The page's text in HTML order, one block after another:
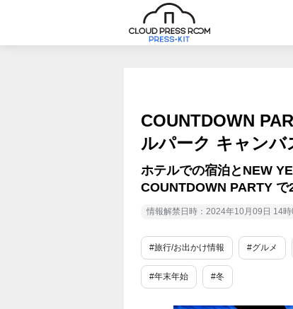
COUNTDOWN
ルパーク キャンバ
ホテルでの宿泊とNEW
COUNTDOWN PARTY
情報解禁日時：2024年10月09日 14
#旅行/お出かけ情報 #グルメ
#年末年始 #冬